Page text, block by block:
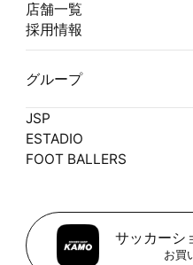
店舗一覧
採用情報
グループ
JSP
ESTADIO
FOOT BALLERS
サッカーシ
お買